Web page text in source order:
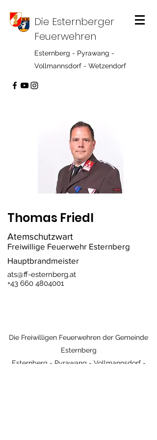
Die Esternberger
Feuerwehren
Esternberg - Pyrawang -
Vollmannsdorf - Wetzendorf
Thomas Friedl
Atemschutzwart
Freiwillige Feuerwehr Esternberg
Hauptbrandmeister
ats@ff-esternberg.at
+43 660 4804001
Die Freiwilligen Feuerwehren der Gemeinde
Esternberg
Esternberg - Pyrawang - Vollmannsdorf -